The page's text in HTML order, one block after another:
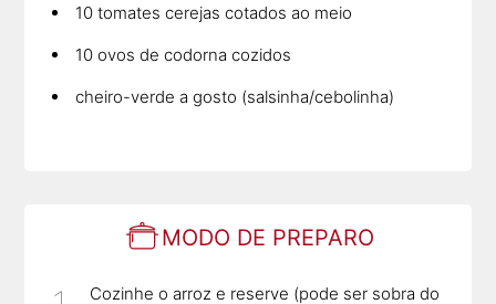
10 tomates cerejas cotados ao meio
10 ovos de codorna cozidos
cheiro-verde a gosto (salsinha/cebolinha)
MODO DE PREPARO
Cozinhe o arroz e reserve (pode ser sobra do